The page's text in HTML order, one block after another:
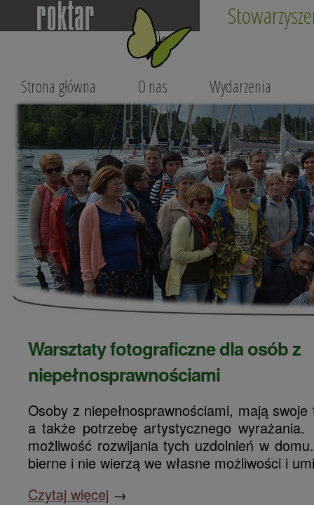
Strona główna O nas Wydarzenia
Warsztaty fotograficzne dla osób z
niepełnosprawnościami
Osoby z niepełnosprawnościami, mają
a także potrzebę artystycznego
możliwość rozwijania tych uzdolnień w
bierne i nie wierzą we własne możliwości i
Czytaj więcej →